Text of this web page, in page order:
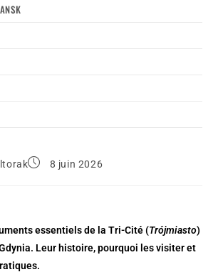
8 juin 2026
essentiels de la Tri-Cité (Trójmiasto)
Leur histoire, pourquoi les visiter et